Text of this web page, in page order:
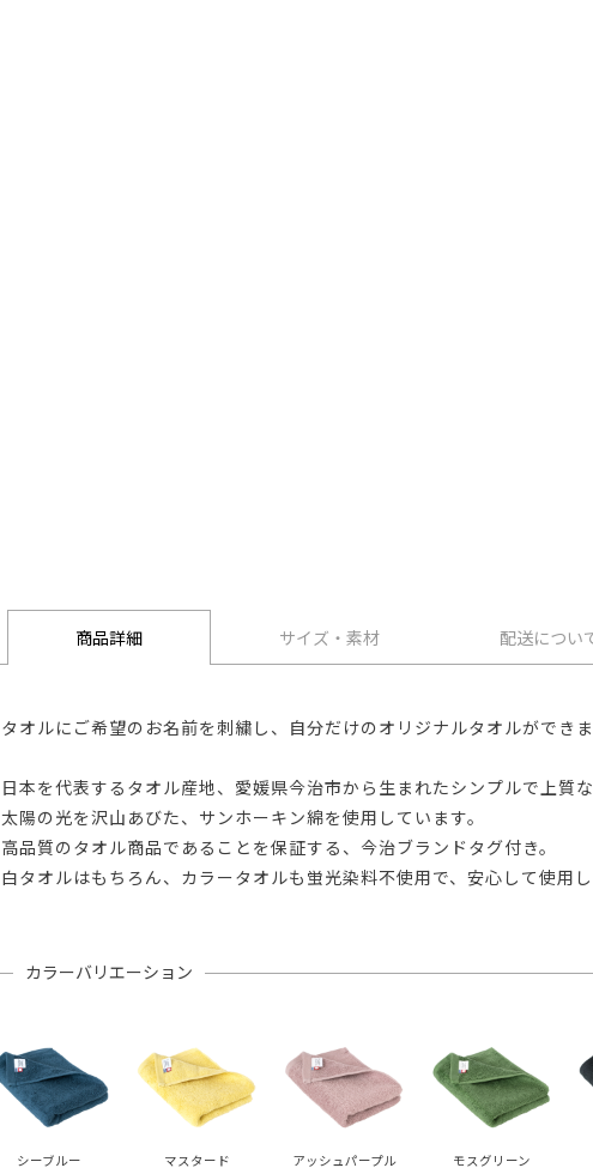
商品詳細 サイズ・素材 配送につい
タオルにご希望のお名前を刺繍し、自分だけのオリジナルタオルができま
日本を代表するタオル産地、愛媛県今治市から生まれたシンプルで上質な
太陽の光を沢山あびた、サンホーキン綿を使用しています。
高品質のタオル商品であることを保証する、今治ブランドタグ付き。
白タオルはもちろん、カラータオルも蛍光染料不使用で、安心して使用し
カラーバリエーション
シーブルー マスタード アッシュパープル モスグリーン